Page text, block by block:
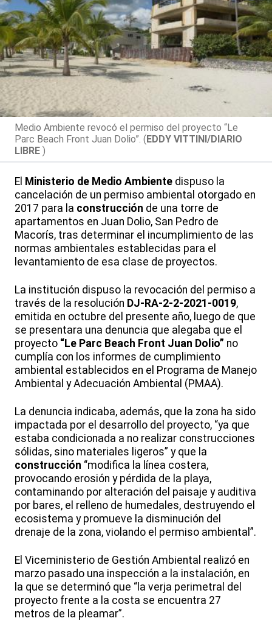
Medio Ambiente revocó el permiso del proyecto “Le
Parc Beach Front Juan Dolio”. (EDDY VITTINI/DIARIO
LIBRE )
El Ministerio de Medio Ambiente dispuso la
cancelación de un permiso ambiental otorgado en
2017 para la construcción de una torre de
apartamentos en Juan Dolio, San Pedro de
Macorís, tras determinar el incumplimiento de las
normas ambientales establecidas para el
levantamiento de esa clase de proyectos.
La institución dispuso la revocación del permiso a
través de la resolución DJ-RA-2-2-2021-0019,
emitida en octubre del presente año, luego de que
se presentara una denuncia que alegaba que el
proyecto “Le Parc Beach Front Juan Dolio” no
cumplía con los informes de cumplimiento
ambiental establecidos en el Programa de Manejo
Ambiental y Adecuación Ambiental (PMAA).
La denuncia indicaba, además, que la zona ha sido
impactada por el desarrollo del proyecto, “ya que
estaba condicionada a no realizar construcciones
sólidas, sino materiales ligeros” y que la
construcción “modifica la línea costera,
provocando erosión y pérdida de la playa,
contaminando por alteración del paisaje y auditiva
por bares, el relleno de humedales, destruyendo el
ecosistema y promueve la disminución del
drenaje de la zona, violando el permiso ambiental”.
El Viceministerio de Gestión Ambiental realizó en
marzo pasado una inspección a la instalación, en
la que se determinó que “la verja perimetral del
proyecto frente a la costa se encuentra 27
metros de la pleamar”.